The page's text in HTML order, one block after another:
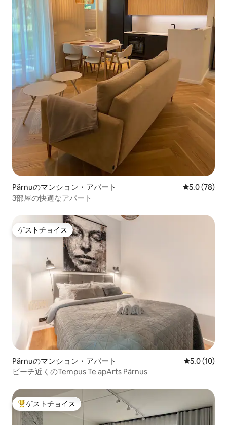
Pärnuのマンション・アパート レビュー78
5.0 (78)
3部屋の快適なアパート
ゲストチョイス
ゲストチョイス
Pärnuのマンション・アパート レビュー10
5.0 (10)
ビーチ近くのTempus Te apArts Pärnus
大好評のゲストチョイスです。
ゲストチョイス